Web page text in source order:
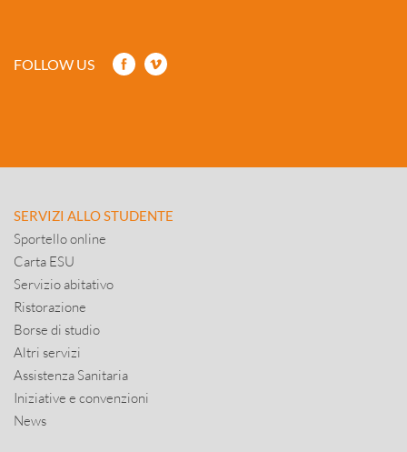
FOLLOW US
SERVIZI ALLO STUDENTE
Sportello online
Carta ESU
Servizio abitativo
Ristorazione
Borse di studio
Altri servizi
Assistenza Sanitaria
Iniziative e convenzioni
News